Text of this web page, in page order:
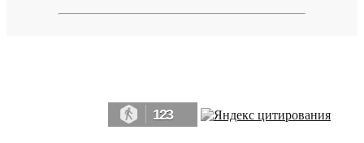
123